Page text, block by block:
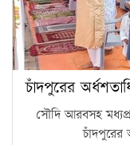
চাঁদপুরের
সৌদি আরবসহ
চাঁদপুরের